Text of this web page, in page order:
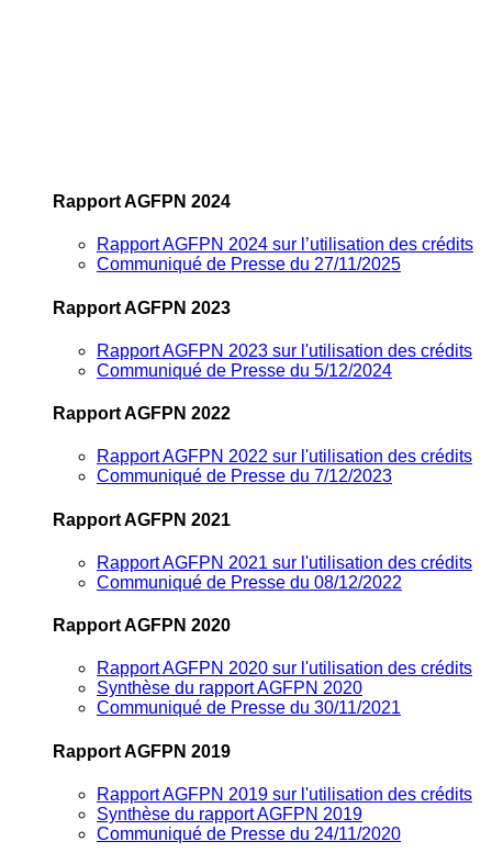
Rapport AGFPN 2024
Rapport AGFPN 2024 sur l’utilisation des crédits
Communiqué de Presse du 27/11/2025
Rapport AGFPN 2023
Rapport AGFPN 2023 sur l'utilisation des crédits
Communiqué de Presse du 5/12/2024
Rapport AGFPN 2022
Rapport AGFPN 2022 sur l'utilisation des crédits
Communiqué de Presse du 7/12/2023
Rapport AGFPN 2021
Rapport AGFPN 2021 sur l'utilisation des crédits
Communiqué de Presse du 08/12/2022
Rapport AGFPN 2020
Rapport AGFPN 2020 sur l'utilisation des crédits
Synthèse du rapport AGFPN 2020
Communiqué de Presse du 30/11/2021
Rapport AGFPN 2019
Rapport AGFPN 2019 sur l'utilisation des crédits
Synthèse du rapport AGFPN 2019
Communiqué de Presse du 24/11/2020